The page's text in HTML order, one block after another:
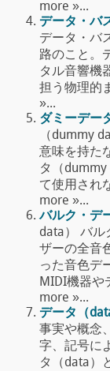
more »...
データ・バ
データ・バ
路のこと。
タル音響機
担う物理的
»...
ダミーデー
（dummy
意味を持た
タ（
て使用され
more »...
バルク・デ
data） バル
ザーの全音
った音色デ
MIDI機器や
more »...
データ（
事実や概念
字、記号に
タ（data）